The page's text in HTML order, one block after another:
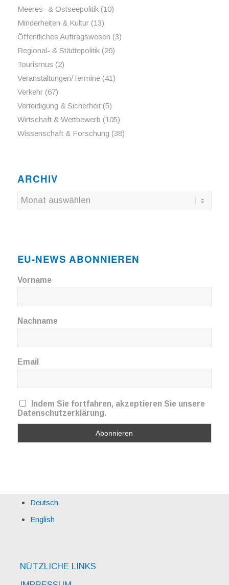
Meeres- & Ostseepolitik(10)
Minderheiten & Kultur(13)
Öffentliches Auftragswesen (3)
Regional- & Städtepolitik(26)
Tourismus (2)
Veranstaltungen/Termine(41)
Verkehr(67)
Verteidigung & Sicherheit(5)
Wirtschaft & Wettbewerb (105)
Wissenschaft & Forschung (38)
ARCHIV
EU-NEWS ABONNIEREN
Vorname
Nachname
Email
Indem Sie fortfahren, akzeptieren Sie unsere
Datenschutzerklärung.
Deutsch
English
NÜTZLICHE LINKS